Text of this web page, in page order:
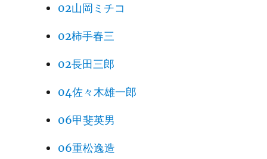
02山岡ミチコ
02柿手春三
02長田三郎
04佐々木雄一郎
06甲斐英男
06重松逸造